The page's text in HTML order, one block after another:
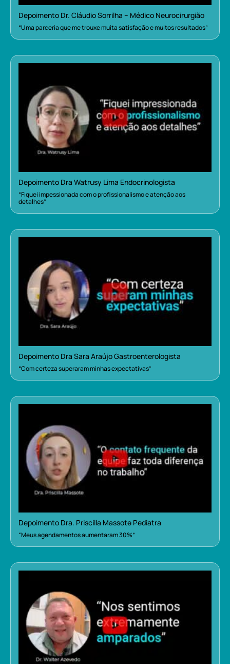
Depoimento Dr. Cláudio Sorrilha – Médico Neurocirurgião
“Uma parceria que me trouxe muita satisfação e muitos resultados”
Depoimento Dra Watrusy Lima Endocrinologista
“Fiquei impessionada com o profissionalismo e atenção aos
detalhes”
Depoimento Dra Sara Araújo Gastroenterologista
“Com certeza superaram minhas expectativas”
Depoimento Dra. Priscilla Massote Pediatra
“Meus agendamentos aumentaram 30%”